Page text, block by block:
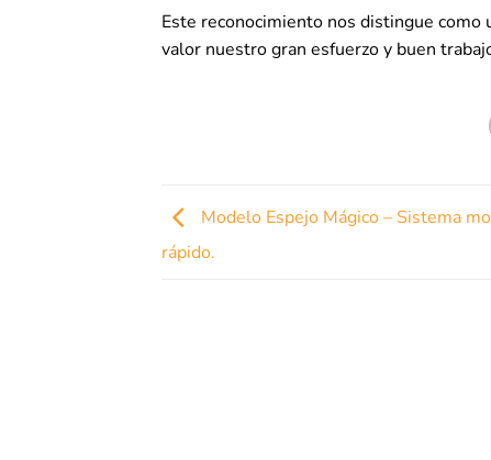
Este reconocimiento nos distingue
valor nuestro gran esfuerzo y buen
Modelo Espejo Mágico – Sistema
rápido.